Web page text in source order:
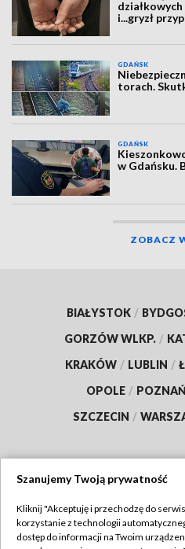
działkowych
i...gryzł
GDAŃSK
torach.
GDAŃSK
w Gdańsku.
ZOBACZ
BIAŁYSTOK /
GORZÓW WLKP. /
KRAKÓW / LUBLIN /
OPOLE / POZNAŃ
SZCZECIN /
Szanujemy Twoją prywatność
Kliknij "Akceptuję i przechodzę do
korzystanie z technologii
dostęp do informacji na Twoim